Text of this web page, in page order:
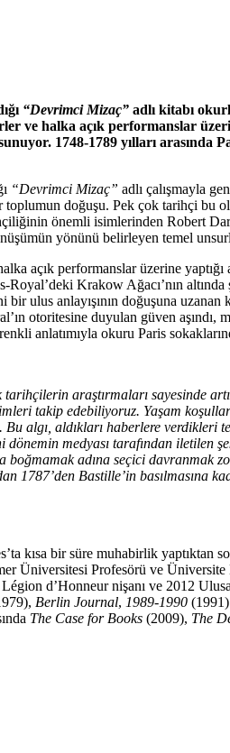
“Devrimci Mizaç” adlı kitabı
ve halka açık performanslar
1748-1789 yılları arasında
“Devrimci Mizaç” adlı çalışmayla
doğuşu. Pek çok tarihçi bu
önemli isimlerinden Robert
yönünü belirleyen temel
açık performanslar üzerine
Krakow Ağacı’nın altında
ulus anlayışının doğuşuna uzanan
otoritesine duyulan güven aşındı,
anlatımıyla okuru Paris
araştırmaları sayesinde
takip edebiliyoruz. Yaşam
algı, aldıkları haberlere verdikleri
dönemin medyası tarafından iletilen
boğmamak adına seçici davranmak
1787’den Bastille’in basılmasına
bir süre muhabirlik yaptıktan
Üniversitesi Profesörü ve
d’Honneur nişanı ve 2012
Berlin Journal, 1989-1990
The Case for Books (2009), The